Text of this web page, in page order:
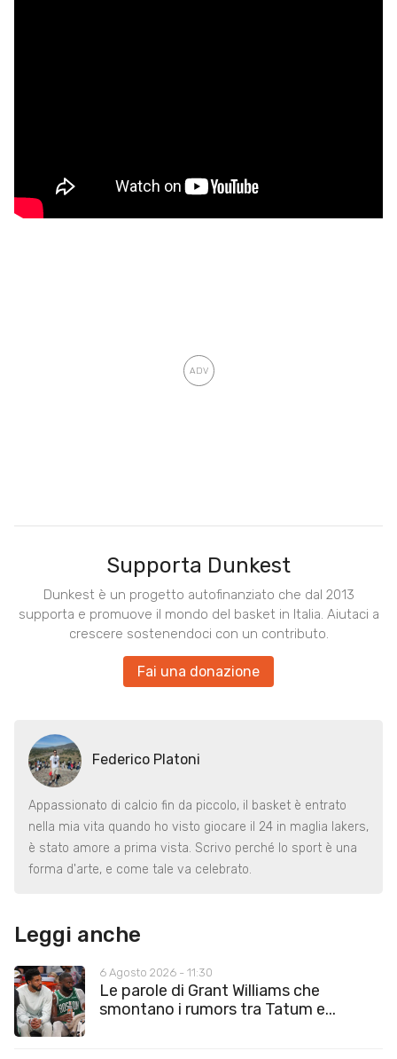
Supporta Dunkest
Dunkest è un progetto autofinanziato che dal 2013
supporta e promuove il mondo del basket in Italia. Aiutaci a
crescere sostenendoci con un contributo.
Fai una donazione
Federico Platoni
Appassionato di calcio fin da piccolo, il basket è entrato
nella mia vita quando ho visto giocare il 24 in maglia lakers,
è stato amore a prima vista. Scrivo perché lo sport è una
forma d'arte, e come tale va celebrato.
Leggi anche
6 Agosto 2026 - 11:30
Le parole di Grant Williams che
smontano i rumors tra Tatum e...